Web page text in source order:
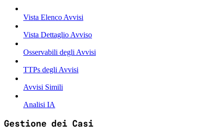
Vista Elenco Avvisi
Vista Dettaglio Avviso
Osservabili degli Avvisi
TTPs degli Avvisi
Avvisi Simili
Analisi IA
Gestione dei Casi